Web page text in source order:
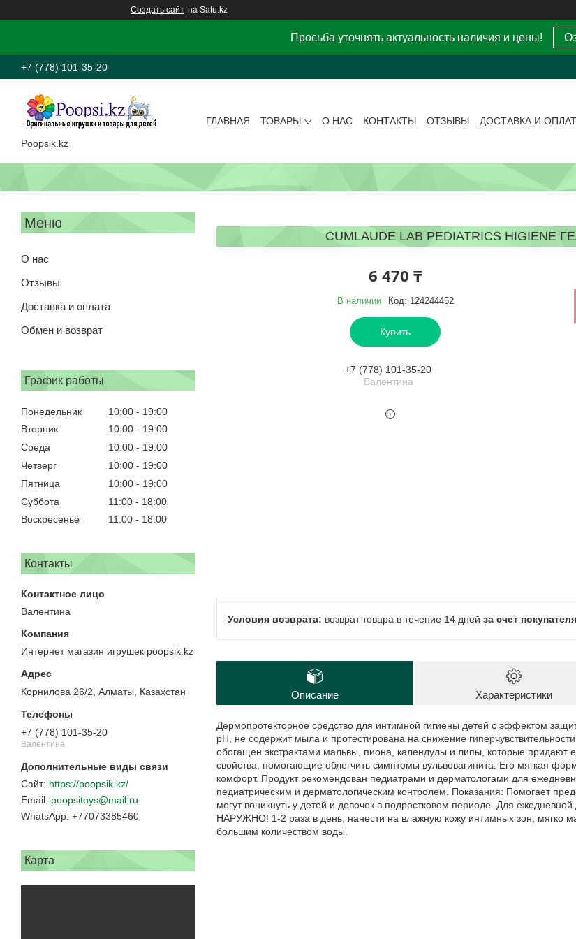
Создать сайт на Satu.kz
Просьба уточнять актуальность наличия и цены!
+7 (778) 101-35-20
Poopsik.kz
ГЛАВНАЯ ТОВАРЫ О НАС КОНТАКТЫ ОТЗЫВЫ ДОСТАВКА И
О нас
Отзывы
Доставка и оплата
Обмен и возврат
График работы
Понедельник 10:00
19:00
Вторник
10:00
19:00
Среда
10:00
19:00
Четверг
10:00
19:00
Пятница
10:00
19:00
Суббота
11:00
18:00
Воскресенье
11:00 18:00
Контакты
Валентина
Интернет магазин игрушек poopsik.kz
Корнилова 26/2, Алматы, Казахстан
+7 (778) 101-35-20
Валентина
https://poopsik.kz/
poopsitoys@mail.ru
+77073385460
Карта
CUMLAUDE LAB PEDIATRICS
6 470 ₸
В наличии Код: 124244452
Купить
+7 (778) 101-35-20
Валентина
возврат товара в течение 14 дней за счет покупателя
Описание Характеристики
Дермопротекторное средство для интимной гигиены детей с эффектом
pH, не содержит мыла и протестирована на снижение
обогащен экстрактами мальвы, пиона, календулы и липы, которые
свойства, помогающие облегчить симптомы вульвовагинита. Его мягкая
комфорт. Продукт рекомендован педиатрами и дерматологами для
педиатрическим и дерматологическим контролем. Показания: Помогает
могут воникнуть у детей и девочек в подростковом периоде. Для
НАРУЖНО! 1-2 раза в день, нанести на влажную кожу интимных зон, мягко
большим количеством воды.